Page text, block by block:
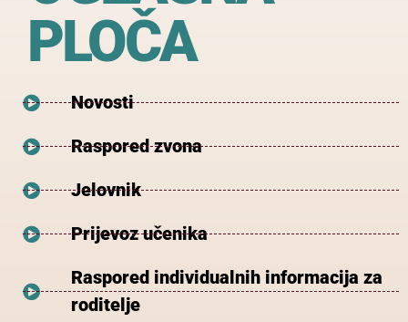
PLOČA
Novosti
Raspored zvona
Jelovnik
Prijevoz učenika
Raspored individualnih informacija za
roditelje